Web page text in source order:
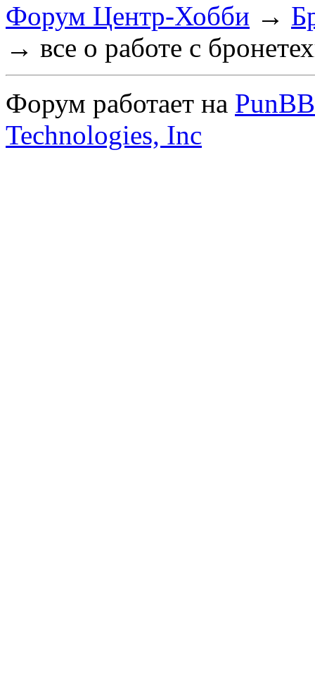
Форум Центр-Хобби →
→ все о работе с
Форум работает на PunBB
Technologies, Inc